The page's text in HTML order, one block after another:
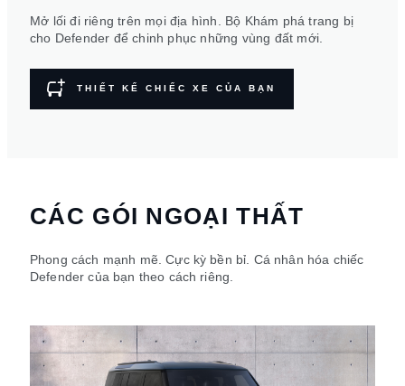
Mở lối đi riêng trên mọi địa hình. Bộ Khám phá trang bị
cho Defender để chinh phục những vùng đất mới.
THIẾT KẾ CHIẾC XE CỦA BẠN
CÁC GÓI NGOẠI THẤT
Phong cách mạnh mẽ. Cực kỳ bền bỉ. Cá nhân hóa chiếc
Defender của bạn theo cách riêng.